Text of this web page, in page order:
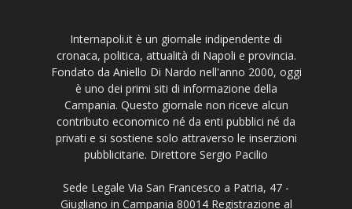
Internapoli.it è un giornale indipendente di
cronaca, politica, attualità di Napoli e provincia.
Fondato da Aniello Di Nardo nell'anno 2000, oggi
è uno dei primi siti di informazione della
Campania. Questo giornale non riceve alcun
contributo economico né da enti pubblici né da
privati e si sostiene solo attraverso le inserzioni
pubblicitarie. Direttore Sergio Pacilio
Sede Legale Via San Francesco a Patria, 47 -
Giugliano in Campania 80014 Registrazione al